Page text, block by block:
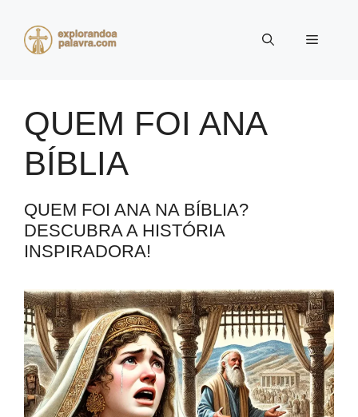
Menu
QUEM FOI ANA
BÍBLIA
QUEM FOI ANA NA BÍBLIA?
DESCUBRA A HISTÓRIA
INSPIRADORA!